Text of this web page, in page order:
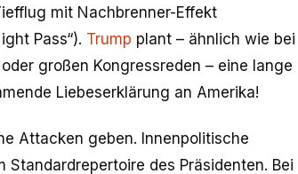
mit Nachbrenner-Effekt
Pass“). Trump plant – ähnlich wie bei
großen Kongressreden – eine lange
Liebeserklärung an Amerika!
Attacken geben. Innenpolitische
Standardrepertoire des Präsidenten. Bei